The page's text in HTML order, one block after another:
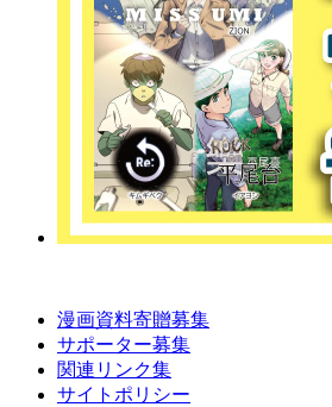
漫画資料寄贈募集
サポーター募集
関連リンク集
サイトポリシー